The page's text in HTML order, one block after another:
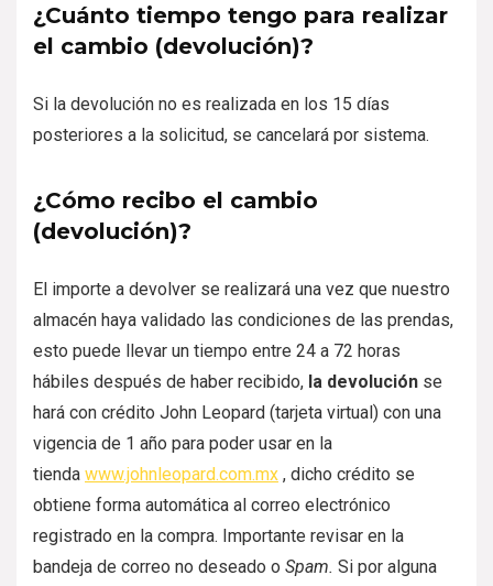
¿Cuánto tiempo tengo para realizar
el cambio (devolución)?
Si la devolución no es realizada en los 15 días
posteriores a la solicitud, se cancelará por sistema.
¿Cómo recibo el cambio
(devolución)?
El importe a devolver se realizará una vez que nuestro
almacén haya validado las condiciones de las prendas,
esto puede llevar un tiempo entre 24 a 72 horas
hábiles después de haber recibido, la devolución se
hará con crédito John Leopard (tarjeta virtual) con una
vigencia de 1 año para poder usar en la
tienda www.johnleopard.com.mx , dicho crédito se
obtiene forma automática al correo electrónico
registrado en la compra. Importante revisar en la
bandeja de correo no deseado o Spam. Si por alguna